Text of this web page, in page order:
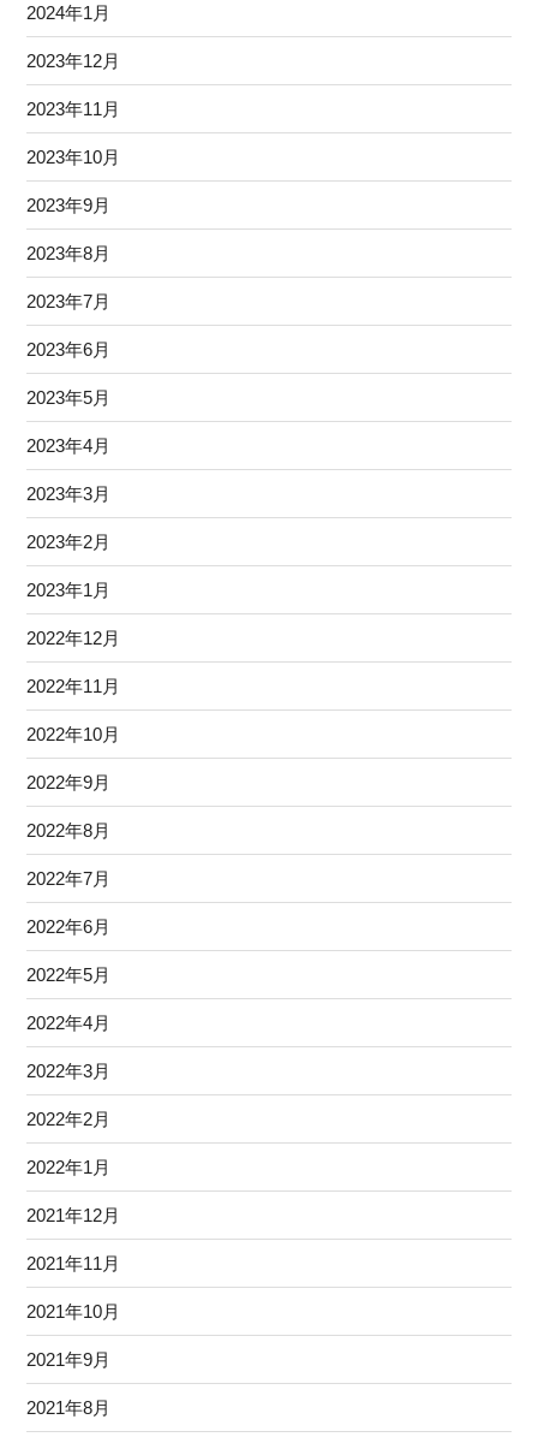
2024年1月
2023年12月
2023年11月
2023年10月
2023年9月
2023年8月
2023年7月
2023年6月
2023年5月
2023年4月
2023年3月
2023年2月
2023年1月
2022年12月
2022年11月
2022年10月
2022年9月
2022年8月
2022年7月
2022年6月
2022年5月
2022年4月
2022年3月
2022年2月
2022年1月
2021年12月
2021年11月
2021年10月
2021年9月
2021年8月